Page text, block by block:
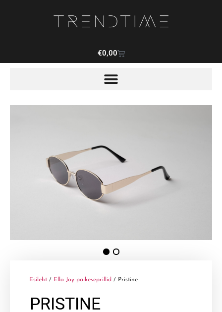
€0,00
Esileht / Ella Jay päikeseprillid / Pristine
PRISTINE